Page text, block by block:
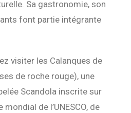
Sa gastronomie, son
font partie intégrante
visiter les Calanques de
de roche rouge), une
Scandola inscrite sur
de l’UNESCO, de